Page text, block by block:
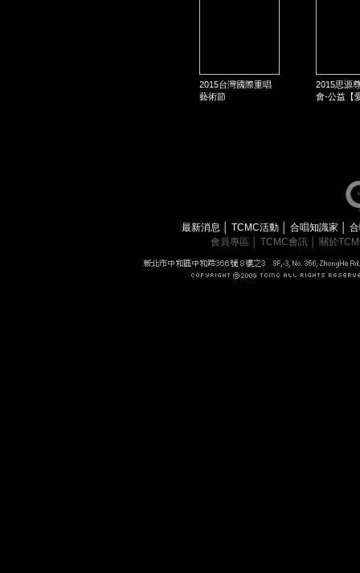
2015台灣國際重唱
藝術節
2015思源
會-公益【
最新消息 TCMC活動 合唱知識家
會員專區
TCMC會訊 關於